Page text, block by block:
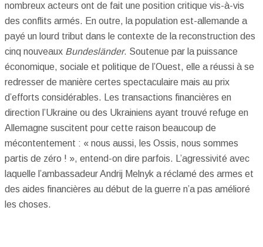
nombreux acteurs ont de fait une position critique vis-à-vis
des conflits armés. En outre, la population est-allemande a
payé un lourd tribut dans le contexte de la reconstruction des
cinq nouveaux Bundesländer. Soutenue par la puissance
économique, sociale et politique de l’Ouest, elle a réussi à se
redresser de manière certes spectaculaire mais au prix
d’efforts considérables. Les transactions financières en
direction l’Ukraine ou des Ukrainiens ayant trouvé refuge en
Allemagne suscitent pour cette raison beaucoup de
mécontentement : « nous aussi, les Ossis, nous sommes
partis de zéro ! », entend-on dire parfois. L’agressivité avec
laquelle l’ambassadeur Andrij Melnyk a réclamé des armes et
des aides financières au début de la guerre n’a pas amélioré
les choses.